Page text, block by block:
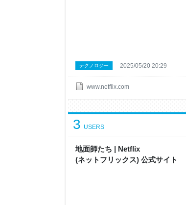
www.netflix.com
テクノロジー 2025/05/20 20:29
地面師たち | Netflix
( ネ ッ ト フ リ ッ ク ス ) 公 式サ イ ト
3 USERS